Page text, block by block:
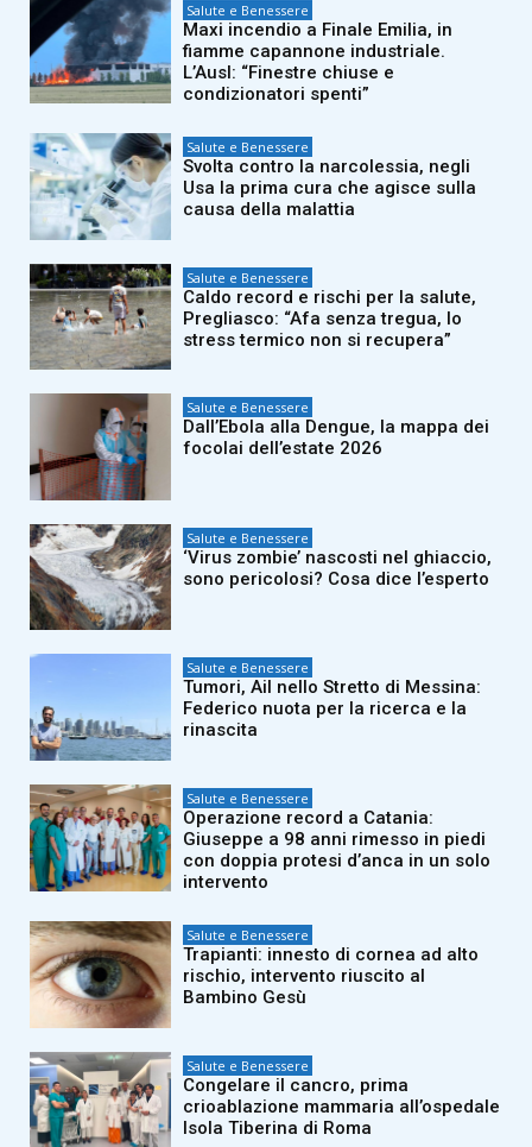
Salute e Benessere
Maxi incendio a Finale Emilia, in
fiamme capannone industriale.
L’Ausl: “Finestre chiuse e
condizionatori spenti”
Salute e Benessere
Svolta contro la narcolessia, negli
Usa la prima cura che agisce sulla
causa della malattia
Salute e Benessere
Caldo record e rischi per la salute,
Pregliasco: “Afa senza tregua, lo
stress termico non si recupera”
Salute e Benessere
Dall’Ebola alla Dengue, la mappa dei
focolai dell’estate 2026
Salute e Benessere
‘Virus zombie’ nascosti nel ghiaccio,
sono pericolosi? Cosa dice l’esperto
Salute e Benessere
Tumori, Ail nello Stretto di Messina:
Federico nuota per la ricerca e la
rinascita
Salute e Benessere
Operazione record a Catania:
Giuseppe a 98 anni rimesso in piedi
con doppia protesi d’anca in un solo
intervento
Salute e Benessere
Trapianti: innesto di cornea ad alto
rischio, intervento riuscito al
Bambino Gesù
Salute e Benessere
Congelare il cancro, prima
crioablazione mammaria all’ospedale
Isola Tiberina di Roma